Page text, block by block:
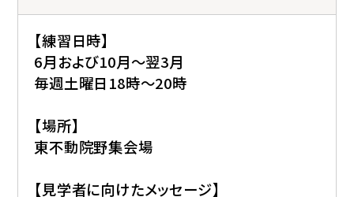
【練習日時】
6月および10月～翌3月
毎週土曜日18時～20時
【場所】
東不動院野集会場
【見学者に向けたメッセージ】